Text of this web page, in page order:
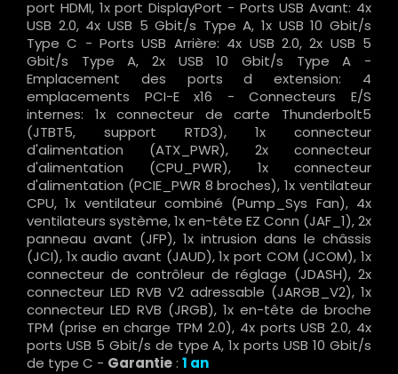
port HDMI, 1x port DisplayPort - Ports USB Avant: 4x
USB 2.0, 4x USB 5 Gbit/s Type A, 1x USB 10 Gbit/s
Type C - Ports USB Arrière: 4x USB 2.0, 2x USB 5
Gbit/s Type A, 2x USB 10 Gbit/s Type A -
Emplacement des ports d extension: 4
emplacements PCI-E x16 - Connecteurs E/S
internes: 1x connecteur de carte Thunderbolt5
(JTBT5, support RTD3), 1x connecteur
d'alimentation (ATX_PWR), 2x connecteur
d'alimentation (CPU_PWR), 1x connecteur
d'alimentation (PCIE_PWR 8 broches), 1x ventilateur
CPU, 1x ventilateur combiné (Pump_Sys Fan), 4x
ventilateurs système, 1x en-tête EZ Conn (JAF_1), 2x
panneau avant (JFP), 1x intrusion dans le châssis
(JCI), 1x audio avant (JAUD), 1x port COM (JCOM), 1x
connecteur de contrôleur de réglage (JDASH), 2x
connecteur LED RVB V2 adressable (JARGB_V2), 1x
connecteur LED RVB (JRGB), 1x en-tête de broche
TPM (prise en charge TPM 2.0), 4x ports USB 2.0, 4x
ports USB 5 Gbit/s de type A, 1x ports USB 10 Gbit/s
de type C - Garantie: 1 an